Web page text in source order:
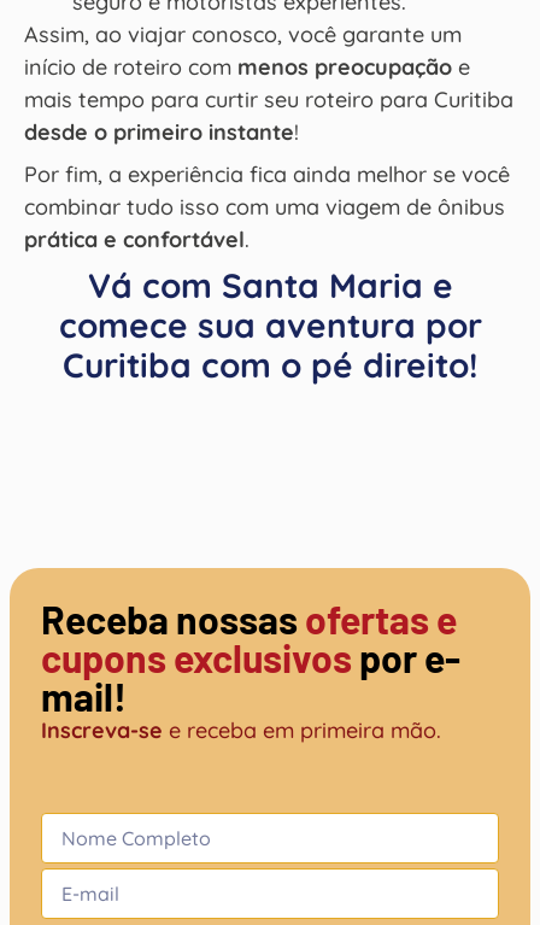
Assim, ao viajar conosco, você garante um
início de roteiro com menos preocupação e
mais tempo para curtir seu roteiro para Curitiba
desde o primeiro instante!
Por fim, a experiência fica ainda melhor se você
combinar tudo isso com uma viagem de ônibus
prática e confortável.
Vá com Santa Maria e
comece sua aventura por
Curitiba com o pé direito!
Receba nossas ofertas e
cupons exclusivos por e-
mail!
Inscreva-se e receba em primeira mão.